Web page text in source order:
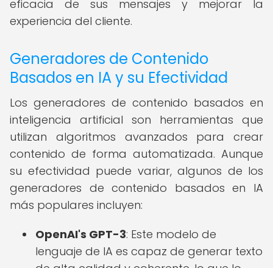
eficacia de sus mensajes y mejorar la
experiencia del cliente.
Generadores de Contenido
Basados en IA y su Efectividad
Los generadores de contenido basados en
inteligencia artificial son herramientas que
utilizan algoritmos avanzados para crear
contenido de forma automatizada. Aunque
su efectividad puede variar, algunos de los
generadores de contenido basados en IA
más populares incluyen:
OpenAI's GPT-3: Este modelo de
lenguaje de IA es capaz de generar texto